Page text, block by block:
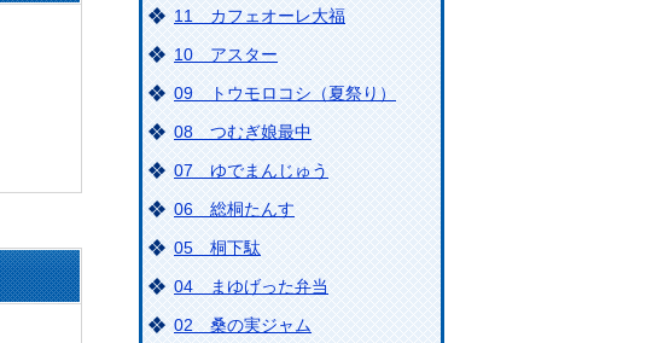
アンケート
11 カフェオーレ大福
10 アスター
09 トウモロコシ（夏祭り）
08 つむぎ娘最中
07 ゆでまんじゅう
06 総桐たんす
05 桐下駄
04 まゆげった弁当
02 桑の実ジャム